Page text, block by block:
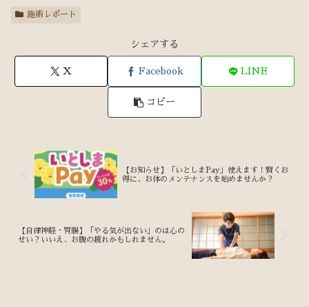
施術レポート
シェアする
X Facebook LINE
コピー
【お知らせ】「いとしまPay」使えます！賢くお
得に、お体のメンテナンスを始めませんか？
【自律神経・胃腸】「やる気が出ない」のは心の
せい？いいえ、お腹の疲れかもしれません。